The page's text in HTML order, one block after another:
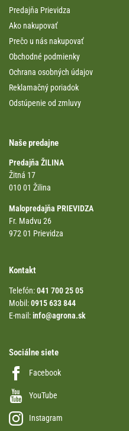
Predajňa Prievidza
Ako nakupovať
Prečo u nás nakupovať
Obchodné podmienky
Ochrana osobných údajov
Reklamačný poriadok
Odstúpenie od zmluvy
Naše predajne
Predajňa ŽILINA
Žitná 17
010 01 Žilina
Malopredajňa PRIEVIDZA
Fr. Madvu 26
972 01 Prievidza
Kontakt
Telefón:041 700 25 05
Mobil:0915 633 844
E-mail:info@agrona.sk
Sociálne siete
Facebook
YouTube
Instagram